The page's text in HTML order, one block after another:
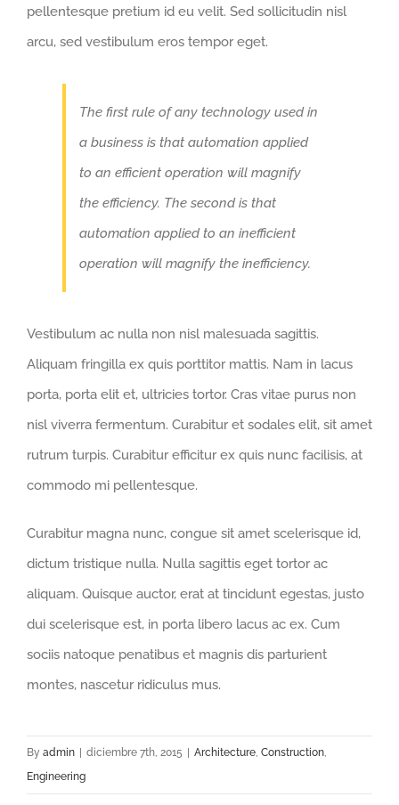
pellentesque pretium id eu velit. Sed sollicitudin nisl
arcu, sed vestibulum eros tempor eget.
The first rule of any technology used in
a business is that automation applied
to an efficient operation will magnify
the efficiency. The second is that
automation applied to an inefficient
operation will magnify the inefficiency.
Vestibulum ac nulla non nisl malesuada sagittis.
Aliquam fringilla ex quis porttitor mattis. Nam in lacus
porta, porta elit et, ultricies tortor. Cras vitae purus non
nisl viverra fermentum. Curabitur et sodales elit, sit amet
rutrum turpis. Curabitur efficitur ex quis nunc facilisis, at
commodo mi pellentesque.
Curabitur magna nunc, congue sit amet scelerisque id,
dictum tristique nulla. Nulla sagittis eget tortor ac
aliquam. Quisque auctor, erat at tincidunt egestas, justo
dui scelerisque est, in porta libero lacus ac ex. Cum
sociis natoque penatibus et magnis dis parturient
montes, nascetur ridiculus mus.
By admin diciembre 7th, 2015 Architecture, Construction,
Engineering